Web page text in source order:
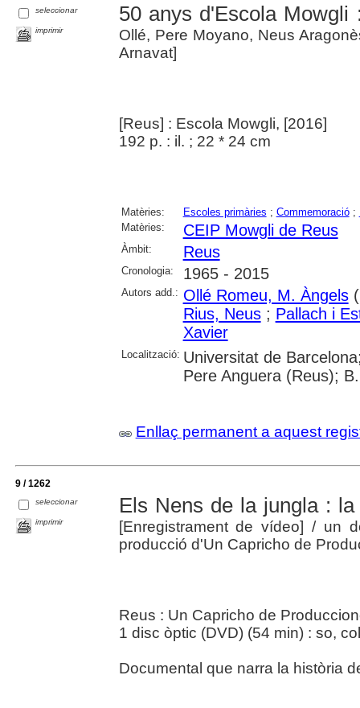
seleccionar
imprimir
50 anys d'Escola Mowgli
Ollé, Pere Moyano, Neus
Arnavat]
[Reus] : Escola Mowgli, [2016]
192 p. : il. ; 22 * 24 cm
Matèries: Escoles primàries ; Commemoració;
Matèries:
CEIP Mowgli de Reus
Àmbit: Reus
Cronologia: 1965 - 2015
Autors add.: Ollé Romeu, M. Àngels
Rius, Neus; Pallach i
Xavier
Localització: Universitat de
Pere Anguera (Reus);
Enllaç permanent a aquest
9 / 1262
seleccionar
imprimir
Els Nens de la jungla :
[Enregistrament de vídeo] / un
producció d'Un Capricho de
Reus : Un Capricho de
1 disc òptic (DVD) (54 min) : so,
Documental que narra la història